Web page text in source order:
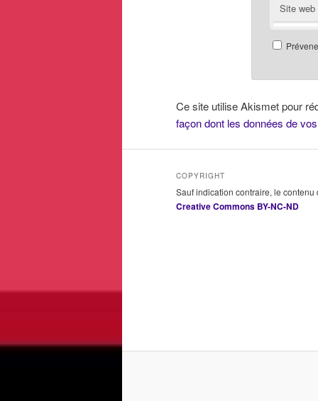
Site web
Ce site utilise Akismet pour
façon dont les données de
COPYRIGHT
Sauf indication contraire, le contenu
Creative Commons BY-NC-ND